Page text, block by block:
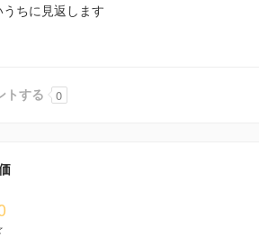
ちに見返します
トする 0